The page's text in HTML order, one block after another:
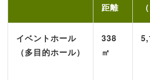
距離
イベントホール
（多目的ホール）
338
㎡